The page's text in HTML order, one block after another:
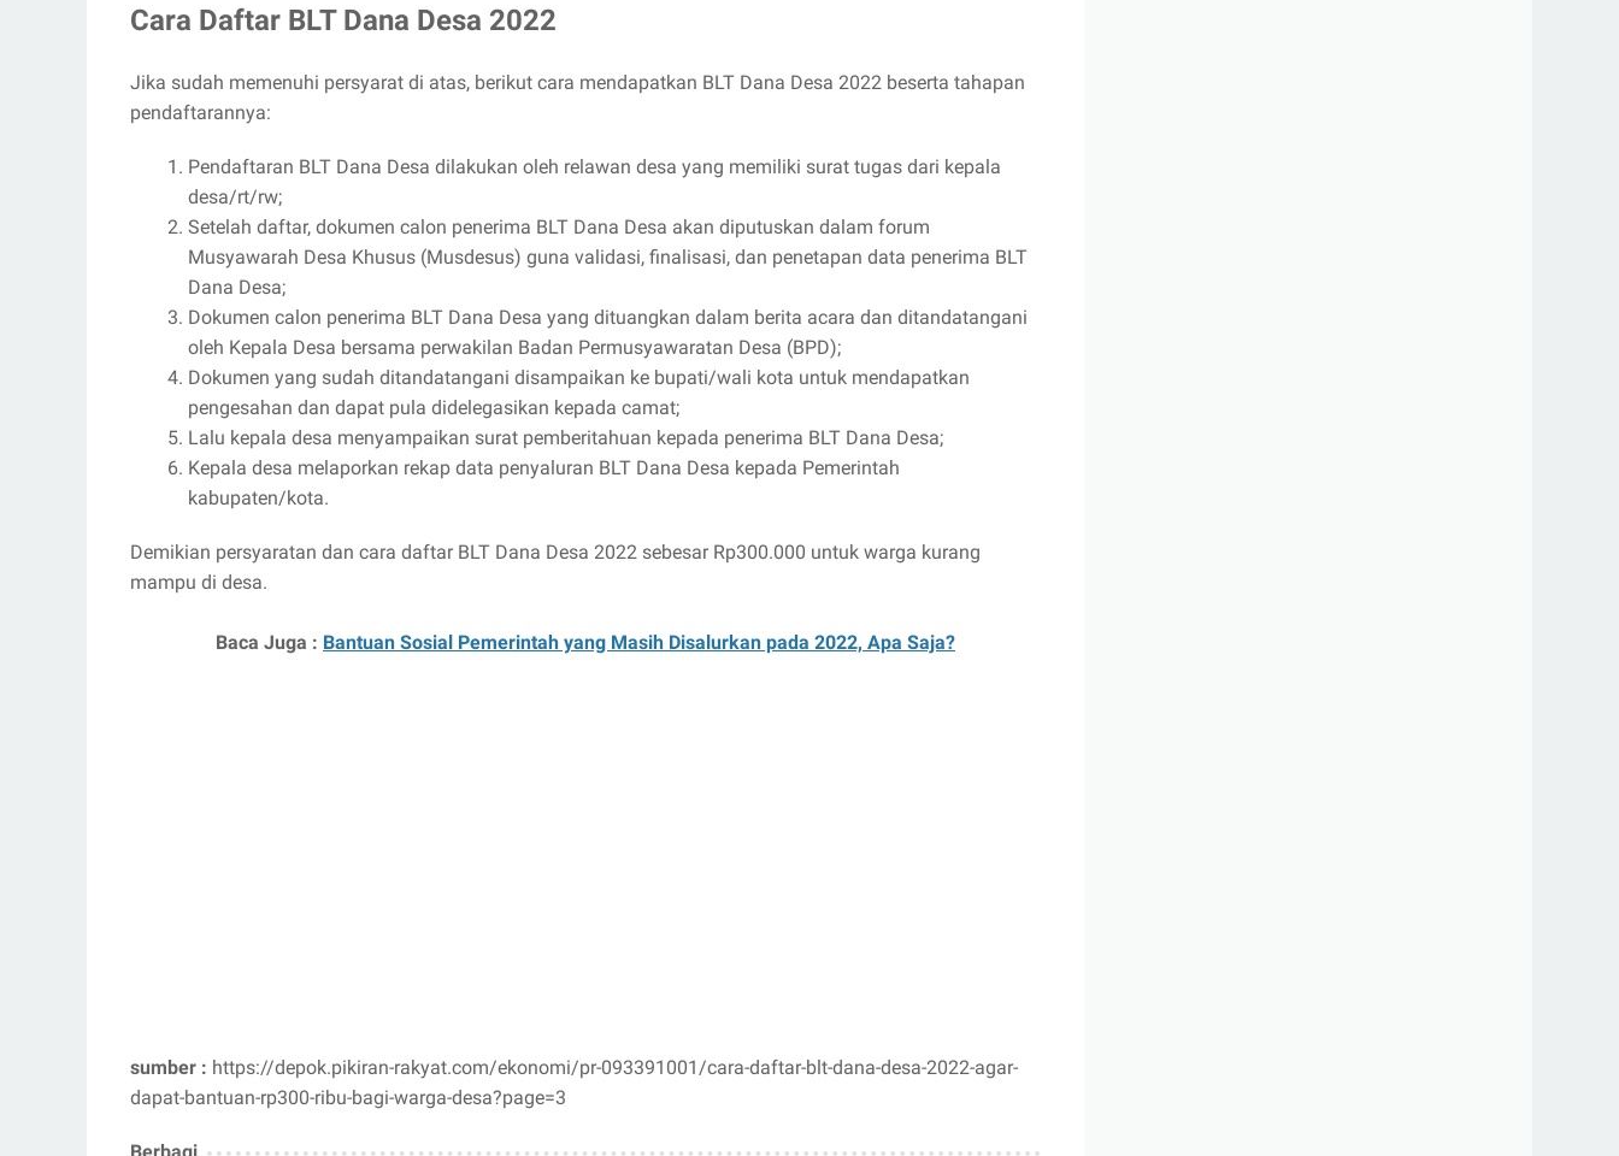
Cara Daftar BLT Dana Desa 2022
Jika sudah memenuhi persyarat di atas, berikut cara mendapatkan BLT Dana Desa 2022 beserta tahapan
pendaftarannya:
Pendaftaran BLT Dana Desa dilakukan oleh relawan desa yang memiliki surat tugas dari kepala
desa/rt/rw;
Setelah daftar, dokumen calon penerima BLT Dana Desa akan diputuskan dalam forum
Musyawarah Desa Khusus (Musdesus) guna validasi, finalisasi, dan penetapan data penerima BLT
Dana Desa;
Dokumen calon penerima BLT Dana Desa yang dituangkan dalam berita acara dan ditandatangani
oleh Kepala Desa bersama perwakilan Badan Permusyawaratan Desa (BPD);
Dokumen yang sudah ditandatangani disampaikan ke bupati/wali kota untuk mendapatkan
pengesahan dan dapat pula didelegasikan kepada camat;
Lalu kepala desa menyampaikan surat pemberitahuan kepada penerima BLT Dana Desa;
Kepala desa melaporkan rekap data penyaluran BLT Dana Desa kepada Pemerintah
kabupaten/kota.
Demikian persyaratan dan cara daftar BLT Dana Desa 2022 sebesar Rp300.000 untuk warga kurang
mampu di desa.
Baca Juga : Bantuan Sosial Pemerintah yang Masih Disalurkan pada 2022, Apa Saja?
sumber : https://depok.pikiran-rakyat.com/ekonomi/pr-093391001/cara-daftar-blt-dana-desa-2022-agar-
dapat-bantuan-rp300-ribu-bagi-warga-desa?page=3